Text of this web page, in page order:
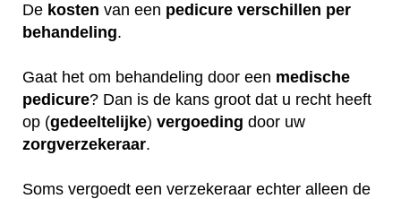
De kosten van een pedicure verschillen per
behandeling.
Gaat het om behandeling door een medische
pedicure? Dan is de kans groot dat u recht heeft
op (gedeeltelijke) vergoeding door uw
zorgverzekeraar.
Soms vergoedt een verzekeraar echter alleen de